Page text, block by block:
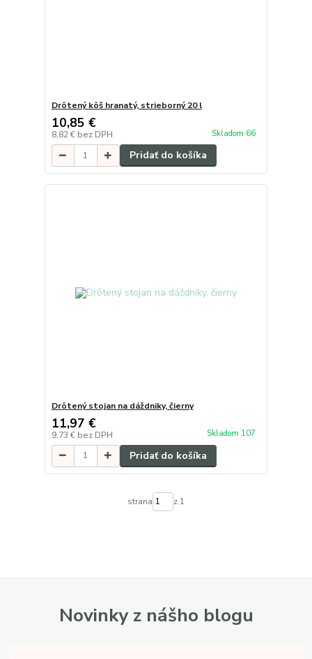
Drôtený kôš hranatý, strieborný 20 l
10,85 €
8,82 € bez DPH Skladom 66
Pridať do košíka
Drôtený stojan na dáždniky, čierny
11,97 €
9,73 € bez DPH Skladom 107
Pridať do košíka
strana z 1
Novinky z nášho blogu